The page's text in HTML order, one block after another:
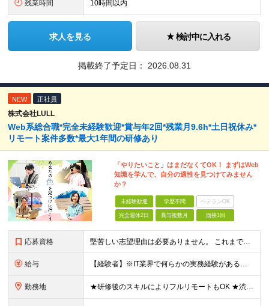
残業時間 10時間以内
求人を見る 検討中に入れる
掲載終了予定日： 2026.08.31
NEW 正社員
株式会社LULL
Web系総合職*完全未経験歓迎*賞与年2回*残業月9.6h*土日祝休み*
リモート案件多数*最大1年間の研修あり
「やりたいこと」はまだなくてOK！ まずはWeb
知識を学んで、自分の適性を見つけてみません
か？
未経験歓迎 学歴不問 ベテランOK
完全週休2日 賞与複数月 面接1回
応募資格 堅苦しい志望理由は必要ありません。 これまでの経験や経歴よりも、私たちは“これから”を重視します。 ★学歴・経歴不問 ★完全未経験OK ★社会人デビュー歓迎 ★第二新卒OK ＼当てはまる方はぜひご
給与 【経験者】※IT業界で何らかの実務経験がある方 月給35万円～＋業績賞与＋交通費＋各種手当 ※固定残業代（30時間分／6万6,610円～）を含む。超過分は追加支給。 能力やスキルを考慮し、初任給を決定
勤務地 ★研修後のスキルによりフルリモートもOK ★渋谷駅徒歩2分！100席の新しいコワーキングスペース完備 ★本社、東京都、神奈川県、埼玉県、千葉県などのプロジェクト先 【本社】 東京都渋谷区渋谷3-10